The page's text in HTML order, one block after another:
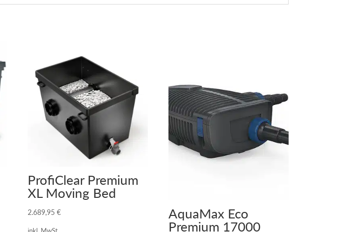
ProfiClear Premium
XL Moving Bed
2.689,95 €
AquaMax Eco
Premium 17000